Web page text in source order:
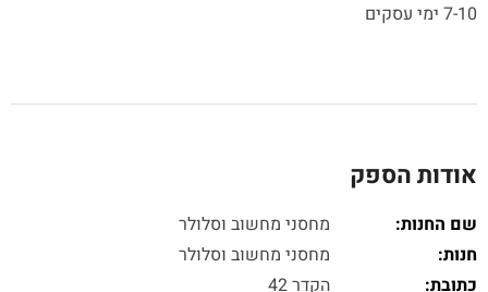
7-10 ימי עסקים
אודות הספק
שם החנות:
מחסני מחשוב וסלולר
חנות:
מחסני מחשוב וסלולר
כתובת:
הקדר 42